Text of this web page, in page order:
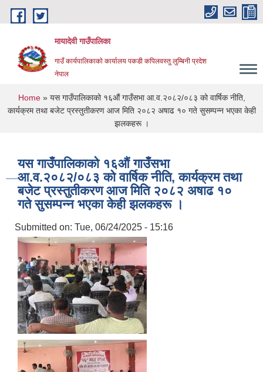
Skip to main content
मायादेवी गाउँपालिका
गाउँ कार्यपालिकाकाे कार्यालय पकडी कपिलवस्तु लुम्बिनी प्रदेश
नेपाल
You are here
Home» यस गाउँपालिकाको १६औं गाउँसभा आ.व.२०८२/०८३ को वार्षिक नीति,
कार्यक्रम तथा बजेट प्रस्तुतीकरण आज मिति २०८२ अषाढ १० गते सुसम्पन्न भएका केही
झलकहरू ।
यस गाउँपालिकाको १६औं गाउँसभा
आ.व.२०८२/०८३ को वार्षिक नीति, कार्यक्रम तथा
बजेट प्रस्तुतीकरण आज मिति २०८२ अषाढ १०
गते सुसम्पन्न भएका केही झलकहरू ।
Submitted on: Tue, 06/24/2025 - 15:16